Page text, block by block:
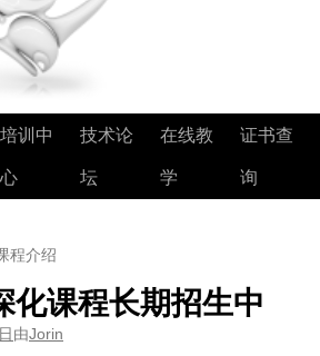
培训中
心
技术论
坛
在线教
学
证书查
询
程介绍
化课程长期招生中
由Jorin